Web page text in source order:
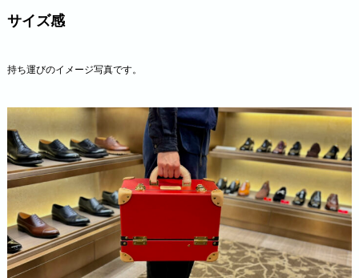
サイズ感
持ち運びのイメージ写真です。